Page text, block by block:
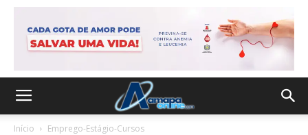
Início Emprego-Estágio-Cursos